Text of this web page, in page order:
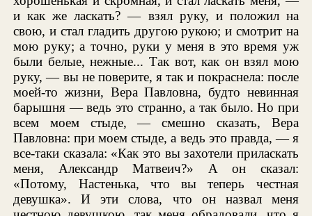
и как же ласкать? — взял руку, и положил на
свою, и стал гладить другою рукою; и смотрит на
мою руку; а точно, руки у меня в это время уж
были белые, нежные... Так вот, как он взял мою
руку, — вы не поверите, я так и покраснела: после
моей-то жизни, Вера Павловна, будто невинная
барышня — ведь это странно, а так было. Но при
всем моем стыде, — смешно сказать, Вера
Павловна: при моем стыде, а ведь это правда, — я
все-таки сказала: «Как это вы захотели приласкать
меня, Александр Матвеич?» А он сказал:
«Потому, Настенька, что вы теперь честная
девушка». И эти слова, что он назвал меня